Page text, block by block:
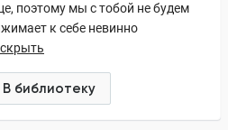
поэтому мы с тобой не будем
к себе невинно
В библиотеку